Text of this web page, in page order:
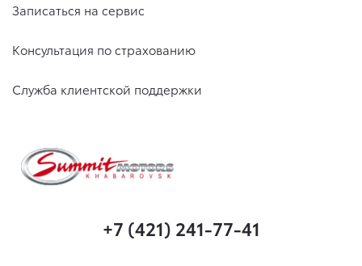
Записаться на сервис
Консультация по страхованию
Служба клиентской поддержки
+7 (421) 241-77-41